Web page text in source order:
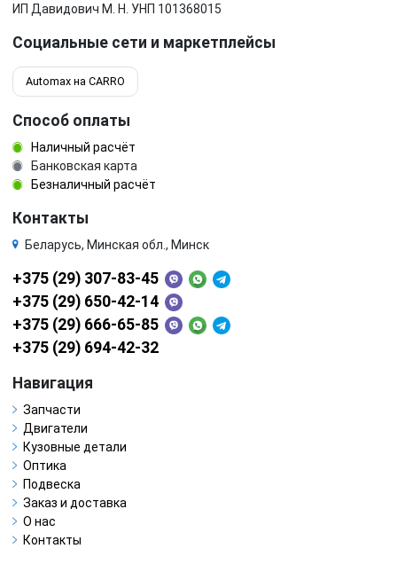
ИП Давидович М. Н. УНП 101368015
Социальные сети и маркетплейсы
Automax на CARRO
Способ оплаты
Наличный расчёт
Банковская карта
Безналичный расчёт
Контакты
Беларусь, Минская обл., Минск
+375 (29) 307-83-45
+375 (29) 650-42-14
+375 (29) 666-65-85
+375 (29) 694-42-32
Навигация
Запчасти
Двигатели
Кузовные детали
Оптика
Подвеска
Заказ и доставка
О нас
Контакты